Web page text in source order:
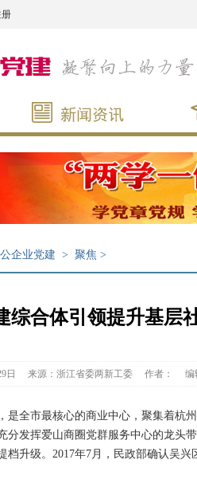
企业党建 > 聚焦 >
综合体引领提升基层
日 来源：浙江省委两新工委 作者： 编
全市最核心的商业中心，聚集着杭州
分发挥爱山商圈党群服务中心的龙头
档升级。2017年7月，民政部确认吴